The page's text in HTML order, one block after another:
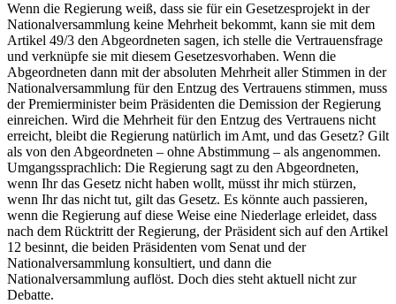
Wenn die Regierung weiß, dass sie für ein Gesetzesprojekt in der
Nationalversammlung keine Mehrheit bekommt, kann sie mit dem
Artikel 49/3 den Abgeordneten sagen, ich stelle die Vertrauensfrage
und verknüpfe sie mit diesem Gesetzesvorhaben. Wenn die
Abgeordneten dann mit der absoluten Mehrheit aller Stimmen in der
Nationalversammlung für den Entzug des Vertrauens stimmen, muss
der Premierminister beim Präsidenten die Demission der Regierung
einreichen. Wird die Mehrheit für den Entzug des Vertrauens nicht
erreicht, bleibt die Regierung natürlich im Amt, und das Gesetz? Gilt
als von den Abgeordneten – ohne Abstimmung – als angenommen.
Umgangssprachlich: Die Regierung sagt zu den Abgeordneten,
wenn Ihr das Gesetz nicht haben wollt, müsst ihr mich stürzen,
wenn Ihr das nicht tut, gilt das Gesetz. Es könnte auch passieren,
wenn die Regierung auf diese Weise eine Niederlage erleidet, dass
nach dem Rücktritt der Regierung, der Präsident sich auf den Artikel
12 besinnt, die beiden Präsidenten vom Senat und der
Nationalversammlung konsultiert, und dann die
Nationalversammlung auflöst. Doch dies steht aktuell nicht zur
Debatte.